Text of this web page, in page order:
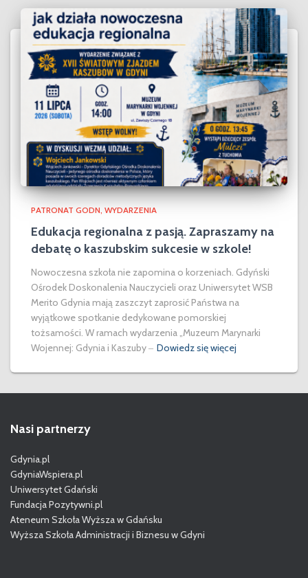
PATRONAT GODN WYDARZENIA
Edukacja regionalna z pasją. Zapraszamy na
debatę o kaszubskim sukcesie w szkole!
Nowoczesna szkoła nie zapomina o korzeniach. Gdyński
Ośrodek Doskonalenia Nauczycieli oraz Uniwersytet WSB
Merito Gdynia mają zaszczyt zaprosić Państwa na
wyjątkowe spotkanie dedykowane pomorskiej
tożsamości. W ramach wydarzenia „Muzeum Marynarki
Wojennej: Gdynia i Kaszuby ‒ Dowiedz się więcej
Nasi partnerzy
Gdynia.pl
GdyniaWspiera.pl
Uniwersytet Gdański
Fundacja Pozytywni.pl
Ateneum Szkoła Wyższa w Gdańsku
Wyższa Szkoła Administracji i Biznesu w Gdyni